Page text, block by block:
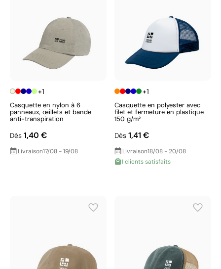
+1
Casquette en nylon à 6
panneaux, œillets et bande
anti-transpiration
Dès 1,40 €
Livraison17/08 - 19/08
+1
Casquette en polyester avec
filet et fermeture en plastique
150 g/m²
Dès 1,41 €
Livraison18/08 - 20/08
1 clients satisfaits